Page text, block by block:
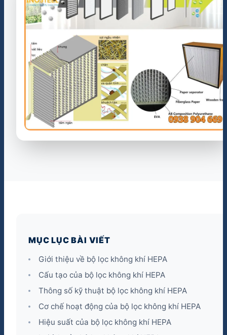
MỤC LỤC BÀI VIẾT
Giới thiệu về bộ lọc không khí HEPA
Cấu tạo của bộ lọc không khí HEPA
Thông số kỹ thuật bộ lọc không khí HEPA
Cơ chế hoạt động của bộ lọc không khí HEPA
Hiệu suất của bộ lọc không khí HEPA